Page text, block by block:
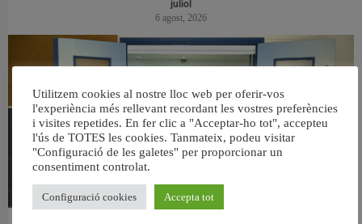
juliol
6 agost, 2026
Utilitzem cookies al nostre lloc web per oferir-vos
l'experiència més rellevant recordant les vostres preferències
i visites repetides. En fer clic a "Acceptar-ho tot", accepteu
l'ús de TOTES les cookies. Tanmateix, podeu visitar
"Configuració de les galetes" per proporcionar un
consentiment controlat.
Configuració cookies Accepta tot